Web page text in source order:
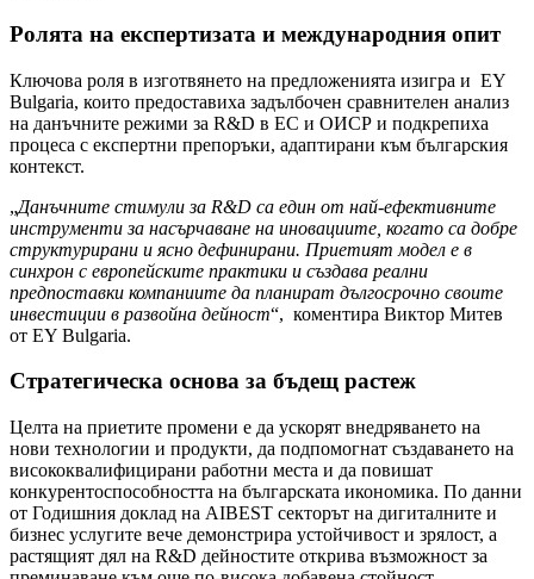
Ролята на експертизата и международния опит
Ключова роля в изготвянето на предложенията изигра и EY
Bulgaria, които предоставиха задълбочен сравнителен анализ
на данъчните режими за R&D в ЕС и ОИСР и подкрепиха
процеса с експертни препоръки, адаптирани към българския
контекст.
„Данъчните стимули за R&D са един от най-ефективните
инструменти за насърчаване на иновациите, когато са добре
структурирани и ясно дефинирани. Приетият модел е в
синхрон с европейските практики и създава реални
предпоставки компаниите да планират дългосрочно своите
инвестиции в развойна дейност“, коментира Виктор Митев
от EY Bulgaria.
Стратегическа основа за бъдещ растеж
Целта на приетите промени е да ускорят внедряването на
нови технологии и продукти, да подпомогнат създаването на
висококвалифицирани работни места и да повишат
конкурентоспособността на българската икономика. По данни
от Годишния доклад на AIBEST секторът на дигиталните и
бизнес услугите вече демонстрира устойчивост и зрялост, а
растящият дял на R&D дейностите открива възможност за